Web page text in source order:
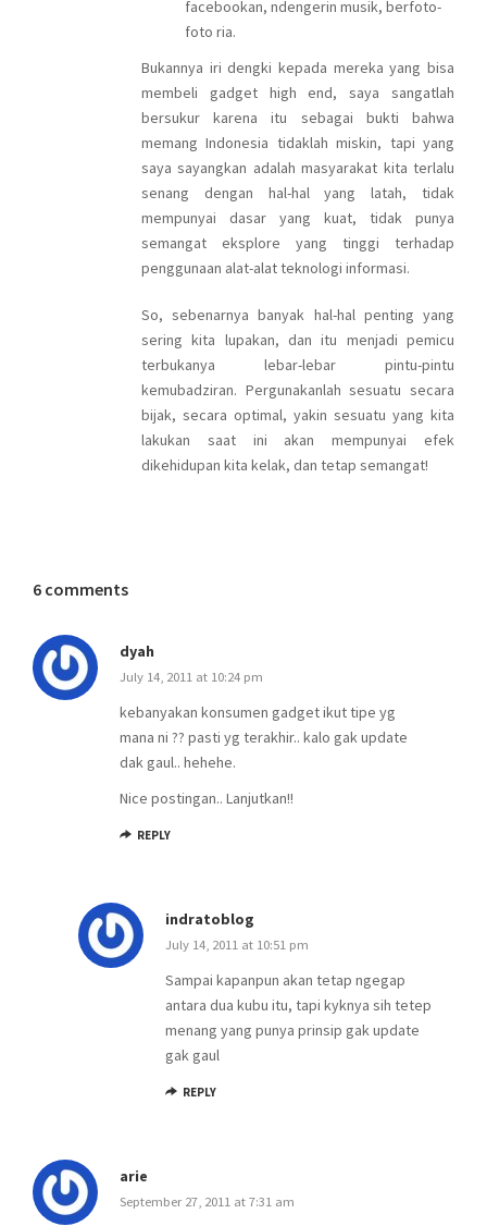
facebookan, ndengerin musik, berfoto-
foto ria.
Bukannya iri dengki kepada mereka yang bisa
membeli gadget high end, saya sangatlah
bersukur karena itu sebagai bukti bahwa
memang Indonesia tidaklah miskin, tapi yang
saya sayangkan adalah masyarakat kita terlalu
senang dengan hal-hal yang latah, tidak
mempunyai dasar yang kuat, tidak punya
semangat eksplore yang tinggi terhadap
penggunaan alat-alat teknologi informasi.
So, sebenarnya banyak hal-hal penting yang
sering kita lupakan, dan itu menjadi pemicu
terbukanya lebar-lebar pintu-pintu
kemubadziran. Pergunakanlah sesuatu secara
bijak, secara optimal, yakin sesuatu yang kita
lakukan saat ini akan mempunyai efek
dikehidupan kita kelak, dan tetap semangat!
6 comments
dyah
July 14, 2011 at 10:24 pm
kebanyakan konsumen gadget ikut tipe yg
mana ni ?? pasti yg terakhir.. kalo gak update
dak gaul.. hehehe.
Nice postingan.. Lanjutkan!!
REPLY
indratoblog
July 14, 2011 at 10:51 pm
Sampai kapanpun akan tetap ngegap
antara dua kubu itu, tapi kyknya sih tetep
menang yang punya prinsip gak update
gak gaul
REPLY
arie
September 27, 2011 at 7:31 am